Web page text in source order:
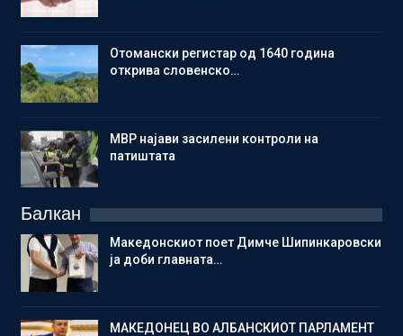
Отомански регистар од 1640 година
открива словенско…
МВР најави засилени контроли на
патиштата
Балкан
Македонскиот поет Димче Шипинкаровски
ја доби главната…
МАКЕДОНЕЦ ВО АЛБАНСКИОТ ПАРЛАМЕНТ